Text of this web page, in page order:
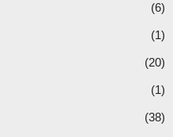
(6)
(1)
(20)
(1)
(38)